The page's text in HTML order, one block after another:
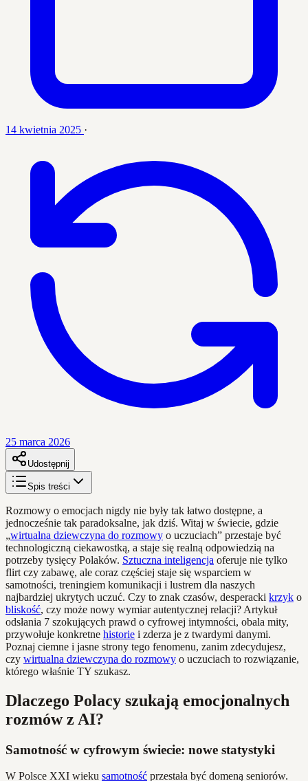
14 kwietnia 2025 ·
25 marca 2026
Udostępnij
Spis treści
Rozmowy o emocjach nigdy nie były tak łatwo dostępne, a
jednocześnie tak paradoksalne, jak dziś. Witaj w świecie, gdzie
„wirtualna dziewczyna do rozmowy o uczuciach” przestaje być
technologiczną ciekawostką, a staje się realną odpowiedzią na
potrzeby tysięcy Polaków. Sztuczna inteligencja oferuje nie tylko
flirt czy zabawę, ale coraz częściej staje się wsparciem w
samotności, treningiem komunikacji i lustrem dla naszych
najbardziej ukrytych uczuć. Czy to znak czasów, desperacki krzyk o
bliskość, czy może nowy wymiar autentycznej relacji? Artykuł
odsłania 7 szokujących prawd o cyfrowej intymności, obala mity,
przywołuje konkretne historie i zderza je z twardymi danymi.
Poznaj ciemne i jasne strony tego fenomenu, zanim zdecydujesz,
czy wirtualna dziewczyna do rozmowy o uczuciach to rozwiązanie,
którego właśnie TY szukasz.
Dlaczego Polacy szukają emocjonalnych
rozmów z AI?
Samotność w cyfrowym świecie: nowe statystyki
W Polsce XXI wieku samotność przestała być domeną seniorów.